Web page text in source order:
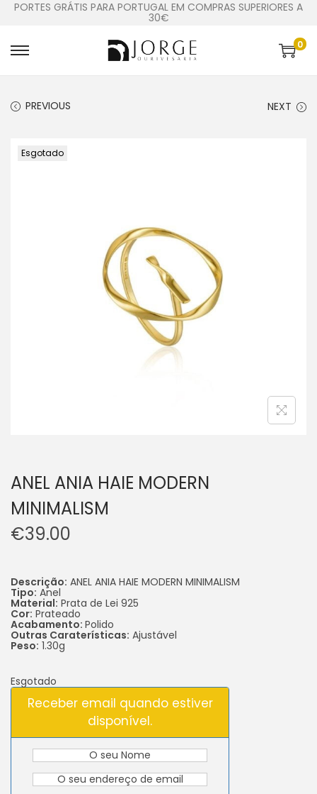
PORTES GRÁTIS PARA PORTUGAL EM COMPRAS SUPERIORES A
30€
0
PREVIOUS NEXT
Esgotado
ANEL ANIA HAIE MODERN
MINIMALISM
€39.00
Descrição: ANEL ANIA HAIE MODERN MINIMALISM
Tipo: Anel
Material: Prata de Lei 925
Cor: Prateado
Acabamento: Polido
Outras Caraterísticas: Ajustável
Peso: 1.30g
Esgotado
Receber email quando estiver
disponível.